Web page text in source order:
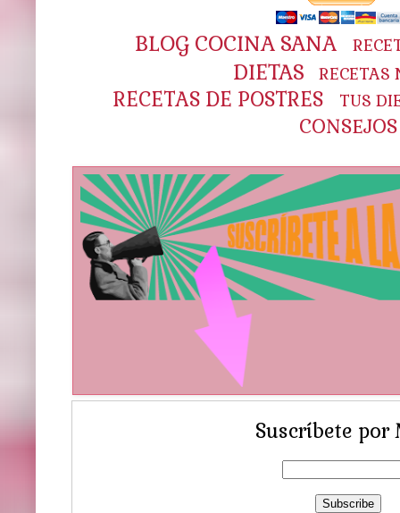
BLOG COCINA SANA
DIETAS RECETAS
RECETAS DE POSTRES TUS
CONSEJOS
Suscríbete por